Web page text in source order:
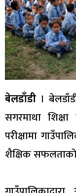
बेलडाँडी ।
सगरमाथा
परीक्षामा
शैक्षिक